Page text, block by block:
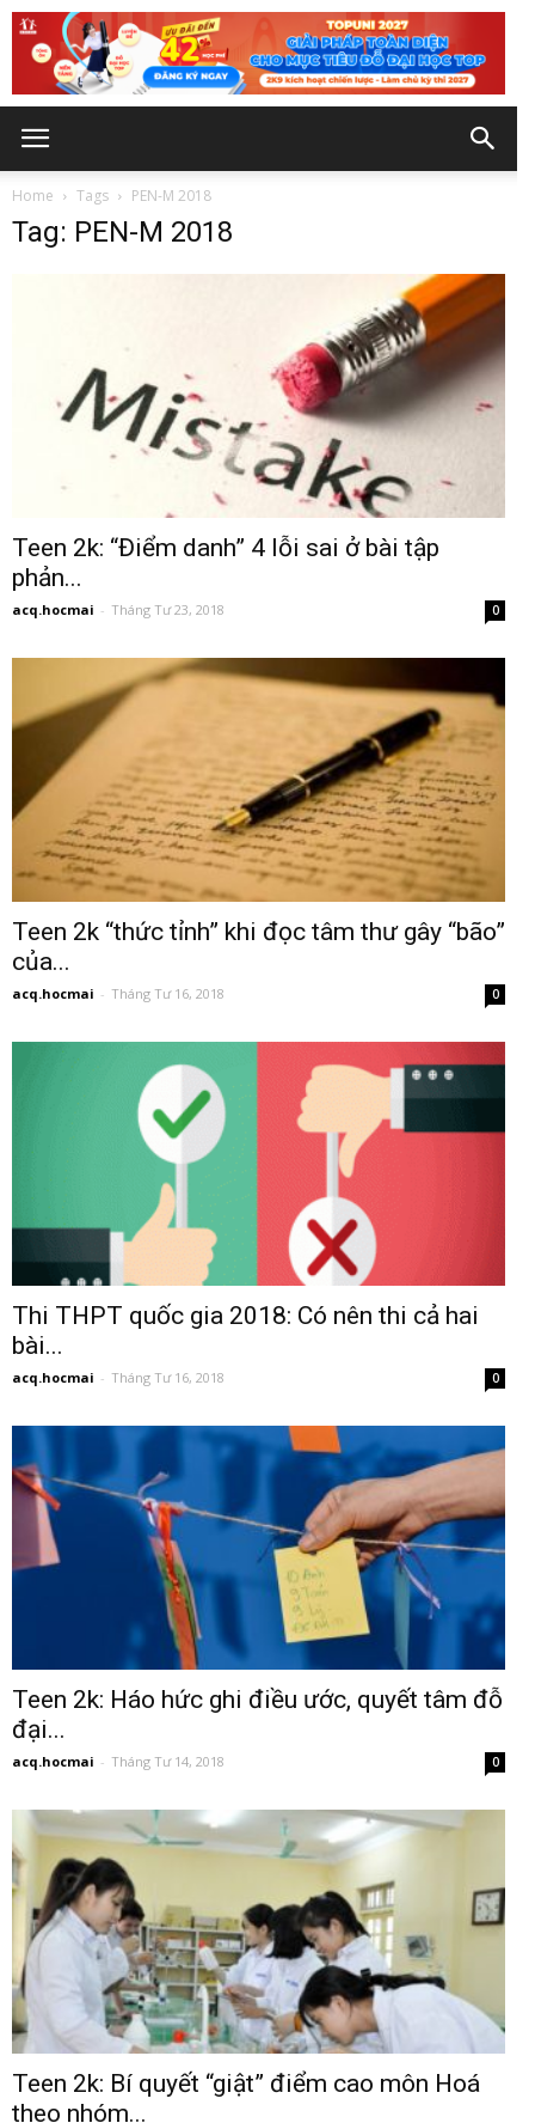
Home Tags PEN-M 2018
Tag: PEN-M 2018
Teen 2k: “Điểm danh” 4 lỗi sai ở bài tập
phản...
acq.hocmai - Tháng Tư 23, 2018 0
Teen 2k “thức tỉnh” khi đọc tâm thư gây “bão”
của...
acq.hocmai - Tháng Tư 16, 2018 0
Thi THPT quốc gia 2018: Có nên thi cả hai
bài...
acq.hocmai - Tháng Tư 16, 2018 0
Teen 2k: Háo hức ghi điều ước, quyết tâm đỗ
đại...
acq.hocmai - Tháng Tư 14, 2018 0
Teen 2k: Bí quyết “giật” điểm cao môn Hoá
theo nhóm...